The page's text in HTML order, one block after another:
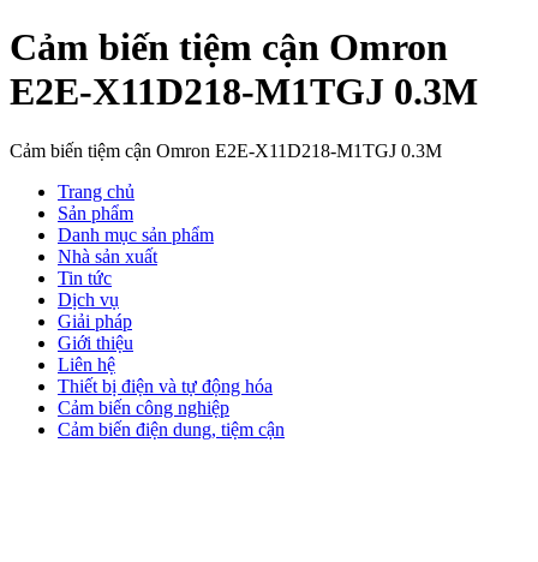
Cảm biến tiệm cận Omron
E2E-X11D218-M1TGJ 0.3M
Cảm biến tiệm cận Omron E2E-X11D218-M1TGJ 0.3M
Trang chủ
Sản phẩm
Danh mục sản phẩm
Nhà sản xuất
Tin tức
Dịch vụ
Giải pháp
Giới thiệu
Liên hệ
Thiết bị điện và tự động hóa
Cảm biến công nghiệp
Cảm biến điện dung, tiệm cận